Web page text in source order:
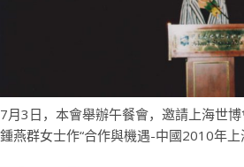
7月3日，本會舉辦午餐會，邀請上海世
鍾燕群女士作“合作與機遇-中國2010年上